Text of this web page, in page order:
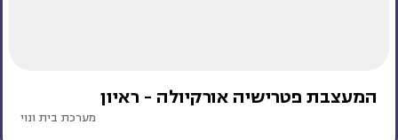
המעצבת פטרישיה אורקיולה - ראיון
מערכת בית ונוי